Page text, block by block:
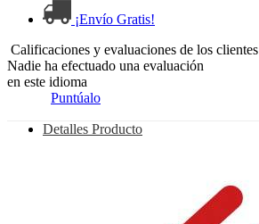
¡Envío Gratis!
Calificaciones y evaluaciones de los clientes
Nadie ha efectuado una evaluación
en este idioma
Puntúalo
Detalles Producto